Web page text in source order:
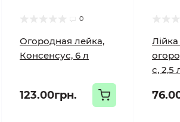
0
Огородная лейка,
Консенсус, 6 л
123.00грн.
с, 2,5